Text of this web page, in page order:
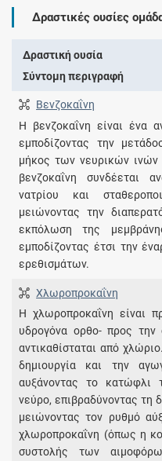
Δραστικές ουσίες
Δραστική ουσία
Σύντομη περιγραφή
Βενζοκαΐνη
Η βενζοκαΐνη είναι ένα
εμποδίζοντας την
μήκος των νευρικών ινών
βενζοκαΐνη συνδέεται
νατρίου και
μειώνοντας την
εκπόλωση της
εμποδίζοντας έτσι την
ερεθισμάτων.
Χλωροπροκαΐνη
Η χλωροπροκαΐνη είναι
υδρογόνα ορθο- προς την
αντικαθίσταται από
δημιουργία και την
αυξάνοντας το κατώφλι
νεύρο, επιβραδύνοντας τη
μειώνοντας τον ρυθμό
χλωροπροκαΐνη (όπως η
συστολής των